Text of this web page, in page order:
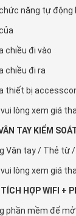
năng tự động
chiều đi vào
chiều đi ra
thiết bị
lòng xem giá
TAY KIỂM
Vân tay / Thẻ từ
lòng xem giá
HỢP WIFI +
phần mềm để